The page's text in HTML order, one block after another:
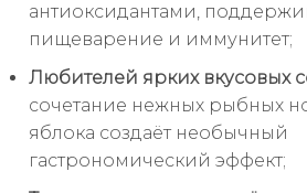
антиоксидантами,
пищеварение и иммунитет;
Любителей ярких вкусовых
сочетание нежных рыбных
яблока создаёт необычный
гастрономический эффект;